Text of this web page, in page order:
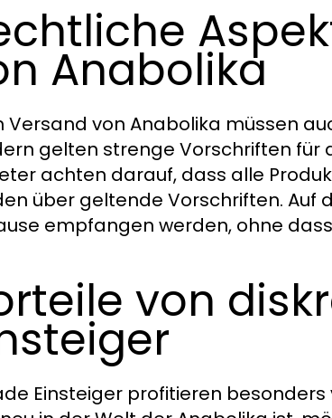
Anabolika
Versand von Anabolika müssen
gelten strenge Vorschriften für
achten darauf, dass alle
über geltende Vorschriften. Auf
empfangen werden, ohne
von
Einsteiger profitieren